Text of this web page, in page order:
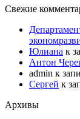
Свежие
Юлиана к
Антон
admin к
Сергей к
Архивы